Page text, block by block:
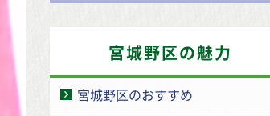
宮城野区の魅力
宮城野区のおすすめ